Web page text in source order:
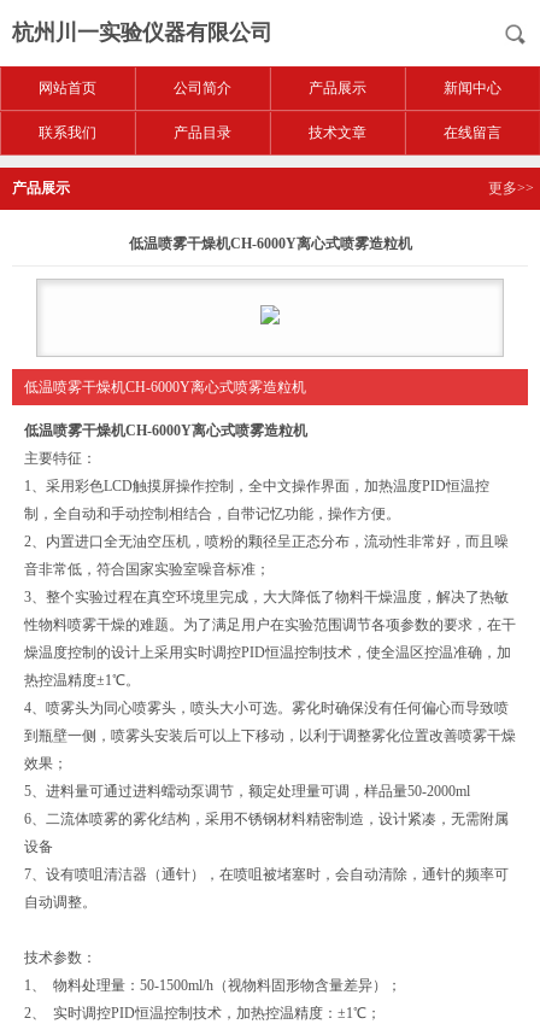
杭州川一实验仪器有限公司
网站首页 公司简介 产品展示 新闻中心
联系我们 产品目录 技术文章 在线留言
产品展示 更多>>
低温喷雾干燥机CH-6000Y离心式喷雾造粒机
低温喷雾干燥机CH-6000Y离心式喷雾造粒机
低温喷雾干燥机CH-6000Y离心式喷雾造粒机
主要特征：
1、采用彩色LCD触摸屏操作控制，全中文操作界面，加热温度PID恒温控
制，全自动和手动控制相结合，自带记忆功能，操作方便。
2、内置进口全无油空压机，喷粉的颗径呈正态分布，流动性非常好，而且噪
音非常低，符合国家实验室噪音标准；
3、整个实验过程在真空环境里完成，大大降低了物料干燥温度，解决了热敏
性物料喷雾干燥的难题。为了满足用户在实验范围调节各项参数的要求，在干
燥温度控制的设计上采用实时调控PID恒温控制技术，使全温区控温准确，加
热控温精度±1℃。
4、喷雾头为同心喷雾头，喷头大小可选。雾化时确保没有任何偏心而导致喷
到瓶壁一侧，喷雾头安装后可以上下移动，以利于调整雾化位置改善喷雾干燥
效果；
5、进料量可通过进料蠕动泵调节，额定处理量可调，样品量50-2000ml
6、二流体喷雾的雾化结构，采用不锈钢材料精密制造，设计紧凑，无需附属
设备
7、设有喷咀清洁器（通针），在喷咀被堵塞时，会自动清除，通针的频率可
自动调整。
技术参数：
1、 物料处理量：50-1500ml/h（视物料固形物含量差异）；
2、 实时调控PID恒温控制技术，加热控温精度：±1℃；